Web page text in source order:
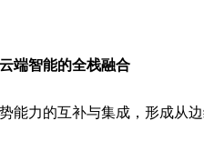
端智能的全栈融合
能力的互补与集成，形成从